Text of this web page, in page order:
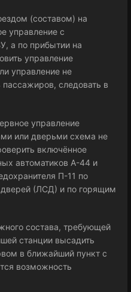
(составом) на
управление с
а по прибытии на
управление
управление не
пассажиров, следовать в
управление
или дверьми схема не
включённое
автоматиков А-44 и
П-11 по
дверей (ЛСД) и по горящим
состава, требующей
станции высадить
в ближайший пункт с
возможность